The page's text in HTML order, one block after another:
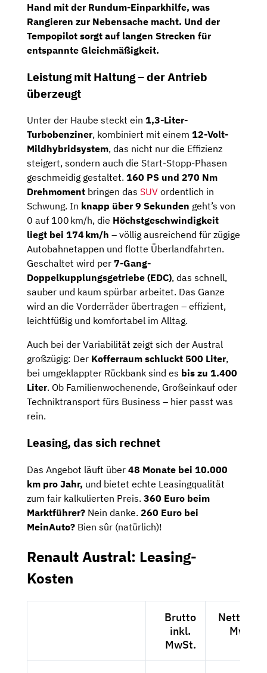
Hand mit der Rundum-Einparkhilfe, was
Rangieren zur Nebensache macht. Und der
Tempopilot sorgt auf langen Strecken für
entspannte Gleichmäßigkeit.
Leistung mit Haltung – der Antrieb
überzeugt
Unter der Haube steckt ein 1,3-Liter-
Turbobenziner, kombiniert mit einem 12-Volt-
Mildhybridsystem, das nicht nur die Effizienz
steigert, sondern auch die Start-Stopp-Phasen
geschmeidig gestaltet. 160 PS und 270 Nm
Drehmoment bringen das SUV ordentlich in
Schwung. In knapp über 9 Sekunden geht’s von
0 auf 100 km/h, die Höchstgeschwindigkeit
liegt bei 174 km/h – völlig ausreichend für zügige
Autobahnetappen und flotte Überlandfahrten.
Geschaltet wird per 7-Gang-
Doppelkupplungsgetriebe (EDC), das schnell,
sauber und kaum spürbar arbeitet. Das Ganze
wird an die Vorderräder übertragen – effizient,
leichtfüßig und komfortabel im Alltag.
Auch bei der Variabilität zeigt sich der Austral
großzügig: Der Kofferraum schluckt 500 Liter,
bei umgeklappter Rückbank sind es bis zu 1.400
Liter. Ob Familienwochenende, Großeinkauf oder
Techniktransport fürs Business – hier passt was
rein.
Leasing, das sich rechnet
Das Angebot läuft über 48 Monate bei 10.000
km pro Jahr, und bietet echte Leasingqualität
zum fair kalkulierten Preis. 360 Euro beim
Marktführer? Nein danke. 260 Euro bei
MeinAuto? Bien sûr (natürlich)!
Renault Austral: Leasing-
Kosten
Brutto
inkl.
MwSt.
Netto
MwSt.